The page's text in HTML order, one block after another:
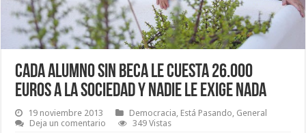
Cada alumno sin beca le cuesta 26.000
euros a la sociedad y nadie le exige nada
19 noviembre 2013 Democracia, Está Pasando, General
Deja un comentario
349 Vistas